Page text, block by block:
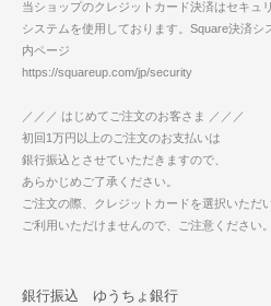
当ショップのクレジットカード決済はセキュ
システムを使用しております。Square決済シ
内ページ
https://squareup.com/jp/security
／／／ はじめてご注文のお客さま ／／／
初回1万円以上のご注文のお支払いは
銀行振込とさせていただきますので、
あらかじめご了承ください。
ご注文の際、クレジットカードを選択いただ
ご利用いただけませんので、ご注意ください。
銀行振込 ゆうちょ銀行